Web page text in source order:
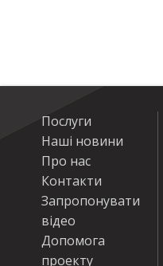
Послуги
Наші новини
Про нас
Контакти
Запропонувати
відео
Допомога
проекту